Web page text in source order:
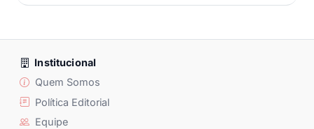
Institucional
Quem Somos
Política Editorial
Equipe